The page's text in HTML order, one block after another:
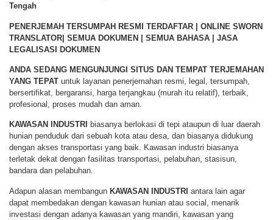
Tengah
PENERJEMAH TERSUMPAH RESMI TERDAFTAR | ONLINE SWORN
TRANSLATOR| SEMUA DOKUMEN | SEMUA BAHASA | JASA
LEGALISASI DOKUMEN
ANDA SEDANG MENGUNJUNGI SITUS DAN TEMPAT TERJEMAHAN
YANG TEPAT untuk layanan penerjemahan resmi, legal, tersumpah,
bersertifikat, bergaransi, harga terjangkau (murah itu relatif), terbaik,
profesional, proses mudah dan aman.
KAWASAN INDUSTRI
biasanya berlokasi di tepi ataupun di luar daerah
hunian penduduk dari sebuah kota atau desa, dan biasanya didukung
dengan akses transportasi yang baik. Kawasan industri biasanya
terletak dekat dengan fasilitas transportasi, pelabuhan, stasisun,
bandara dan pelabuhan.
Adapun alasan membangun KAWASAN INDUSTRI antara lain agar
dapat membedakan dengan kawasan hunian atau social, menarik
investasi dengan adanya kawasan yang mandiri, kawasan yang